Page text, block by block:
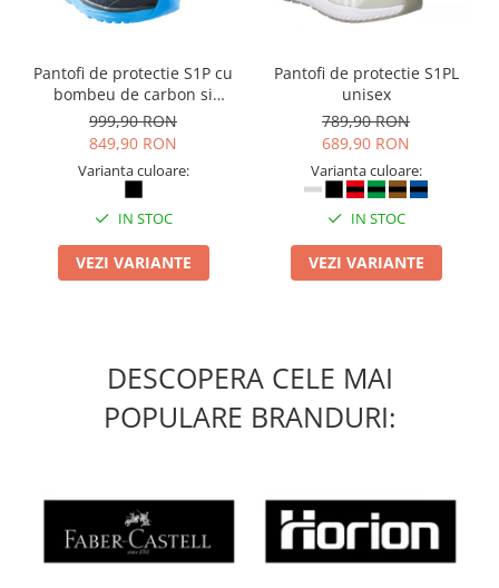
Pantofi de protectie S1P cu
bombeu de carbon si
inchidere BOAÂ® Fit
999,90 RON
849,90 RON
Varianta culoare:
IN STOC
VEZI VARIANTE
Pantofi de protectie S1PL
unisex
789,90 RON
689,90 RON
Varianta culoare:
IN STOC
VEZI VARIANTE
DESCOPERA CELE MAI
POPULARE BRANDURI: